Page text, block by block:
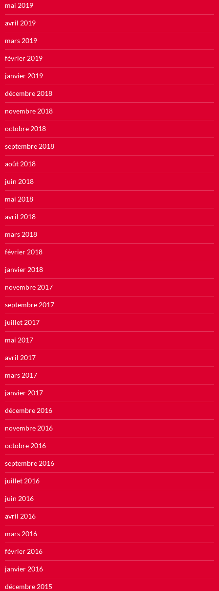
mai 2019
avril 2019
mars 2019
février 2019
janvier 2019
décembre 2018
novembre 2018
octobre 2018
septembre 2018
août 2018
juin 2018
mai 2018
avril 2018
mars 2018
février 2018
janvier 2018
novembre 2017
septembre 2017
juillet 2017
mai 2017
avril 2017
mars 2017
janvier 2017
décembre 2016
novembre 2016
octobre 2016
septembre 2016
juillet 2016
juin 2016
avril 2016
mars 2016
février 2016
janvier 2016
décembre 2015